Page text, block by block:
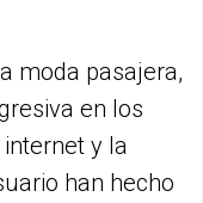
moda pasajera,
en los
y la
han hecho